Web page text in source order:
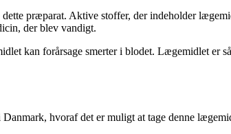
præparat. Aktive stoffer, der indeholder
der blev vandigt.
kan forårsage smerter i blodet. Lægemidlet er
hvoraf det er muligt at tage denne